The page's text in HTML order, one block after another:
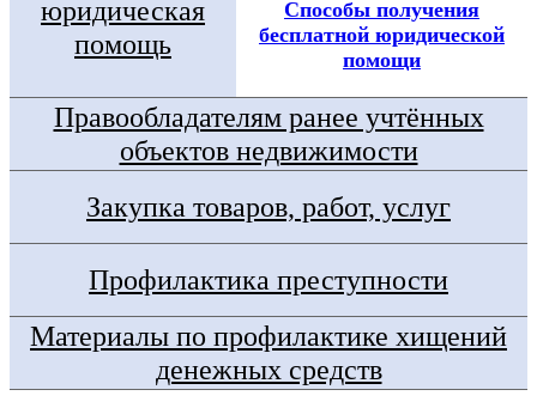
юридическая
помощь
Способы получения
бесплатной юридической
помощи
Правообладателям ранее учтённых
объектов недвижимости
Закупка товаров, работ, услуг
Профилактика преступности
Материалы по профилактике хищений
денежных средств